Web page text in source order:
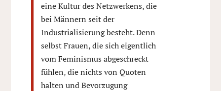
eine Kultur des Netzwerkens, die
bei Männern seit der
Industrialisierung besteht. Denn
selbst Frauen, die sich eigentlich
vom Feminismus abgeschreckt
fühlen, die nichts von Quoten
halten und Bevorzugung